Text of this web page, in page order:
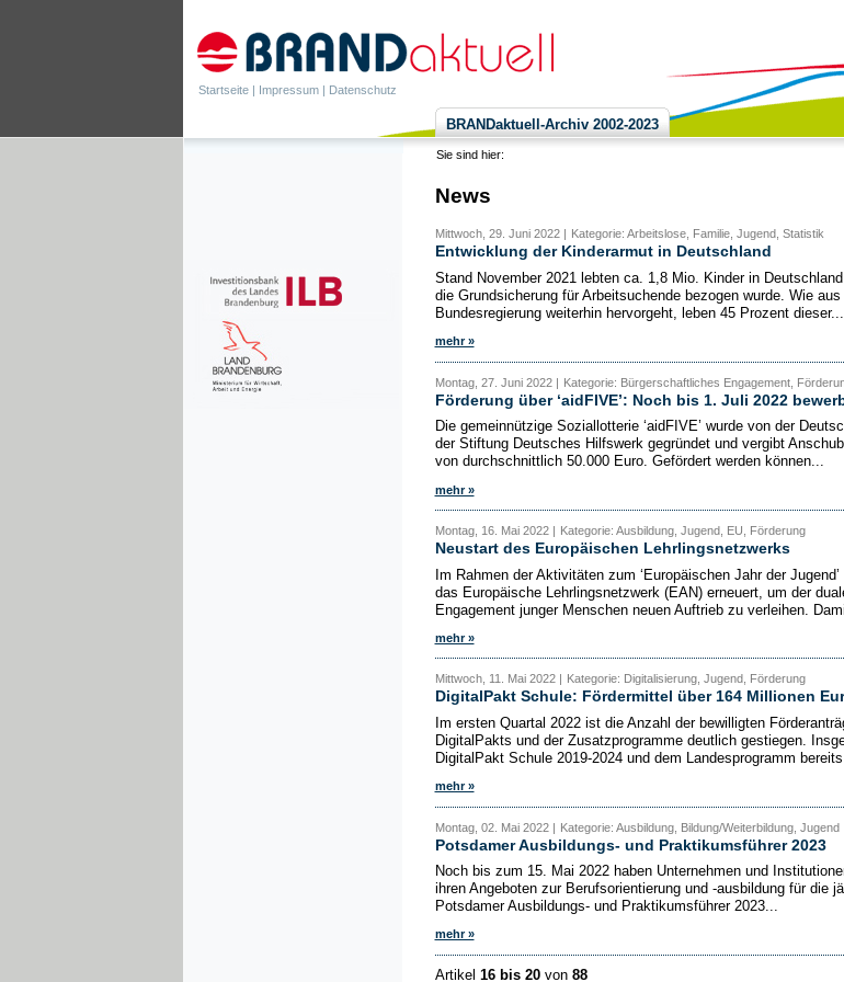
Startseite | Impressum | Datenschutz
BRANDaktuell-Archiv 2002-2023
Sie sind hier:
News
Mittwoch, 29. Juni 2022 | Kategorie: Arbeitslose, Familie, Jugend, Statistik
Entwicklung der Kinderarmut in Deutschland
Stand November 2021 lebten ca. 1,8 Mio. Kinder in
die Grundsicherung für Arbeitsuchende bezogen wurde. Wie
Bundesregierung weiterhin hervorgeht, leben 45 Prozent dieser...
mehr »
Montag, 27. Juni 2022 | Kategorie: Bürgerschaftliches Engagement,
Förderung über ‘aidFIVE’: Noch bis 1. Juli 2022
Die gemeinnützige Soziallotterie ‘aidFIVE’ wurde von der
der Stiftung Deutsches Hilfswerk gegründet und vergibt
von durchschnittlich 50.000 Euro. Gefördert werden können...
mehr »
Montag, 16. Mai 2022 | Kategorie: Ausbildung, Jugend, EU, Förderung
Neustart des Europäischen Lehrlingsnetzwerks
Im Rahmen der Aktivitäten zum ‘Europäischen Jahr der
das Europäische Lehrlingsnetzwerk (EAN) erneuert, um der
Engagement junger Menschen neuen Auftrieb zu verleihen.
mehr »
Mittwoch, 11. Mai 2022 | Kategorie: Digitalisierung, Jugend, Förderung
DigitalPakt Schule: Fördermittel über 164 Millionen
Im ersten Quartal 2022 ist die Anzahl der bewilligten
DigitalPakts und der Zusatzprogramme deutlich gestiegen.
DigitalPakt Schule 2019-2024 und dem Landesprogramm bereits
mehr »
Montag, 02. Mai 2022 | Kategorie: Ausbildung, Bildung/Weiterbildung, Jugend
Potsdamer Ausbildungs- und Praktikumsführer 2023
Noch bis zum 15. Mai 2022 haben Unternehmen und
ihren Angeboten zur Berufsorientierung und -ausbildung für die
Potsdamer Ausbildungs- und Praktikumsführer 2023...
mehr »
Artikel 16 bis 20von 88